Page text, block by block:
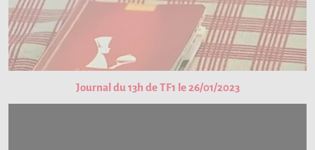
Journal du 13h de TF1 le 26/01/2023